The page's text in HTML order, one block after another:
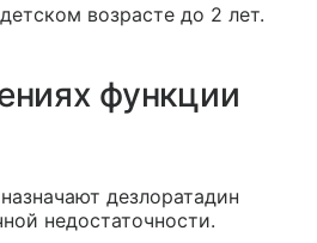
возрасте до 2 лет.
функции
дезлоратадин
недостаточности.